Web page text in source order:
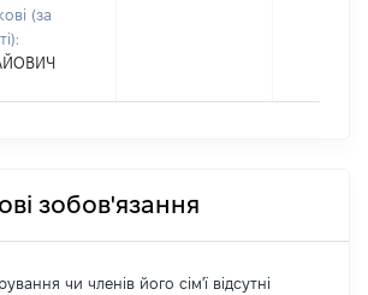
(за
зобов'язання
чи членів його сім'ї відсутні